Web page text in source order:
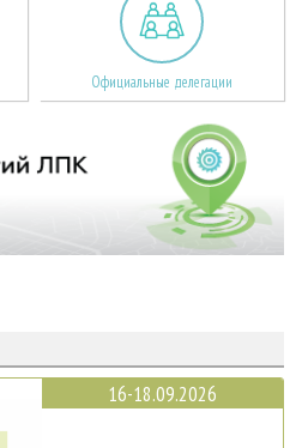
Официальные делегации
16-18.09.2026